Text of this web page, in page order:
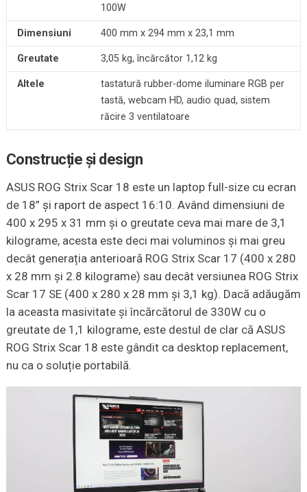
100W
Dimensiuni 400 mm x 294 mm x 23,1 mm
Greutate 3,05 kg, încărcător 1,12 kg
Altele
tastatură rubber-dome iluminare RGB per
tastă, webcam HD, audio quad, sistem
răcire 3 ventilatoare
Construcție și design
ASUS ROG Strix Scar 18 este un laptop full-size cu ecran
de 18” și raport de aspect 16:10. Având dimensiuni de
400 x 295 x 31 mm și o greutate ceva mai mare de 3,1
kilograme, acesta este deci mai voluminos și mai greu
decât generația anterioară ROG Strix Scar 17 (400 x 280
x 28 mm și 2.8 kilograme) sau decât versiunea ROG Strix
Scar 17 SE (400 x 280 x 28 mm și 3,1 kg). Dacă adăugăm
la aceasta masivitate și încărcătorul de 330W cu o
greutate de 1,1 kilograme, este destul de clar că ASUS
ROG Strix Scar 18 este gândit ca desktop replacement,
nu ca o soluție portabilă.